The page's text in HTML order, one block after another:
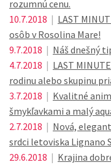
rozumnú cenu.
10.7.2018 | LAST
osôb v Rosolina Mare!
9.7.2018 | Náš dnešný
4.7.2018 | LAST
rodinu alebo skupinu
3.7.2018 | Kvalitné
šmykľavkami a malý
2.7.2018 | Nová,
srdci letoviska Lignano
29.6.2018 | Krajina